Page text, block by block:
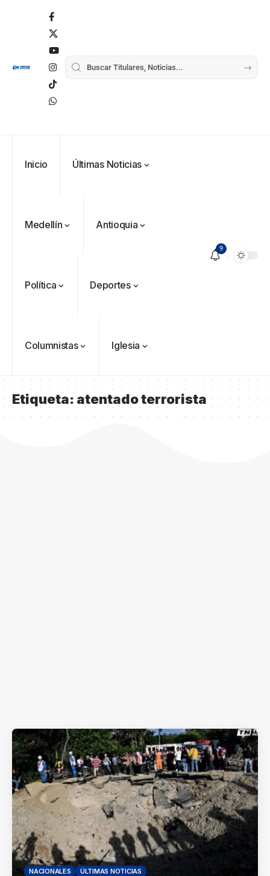
Inicio Últimas Noticias
Medellín Antioquia
Política Deportes
Columnistas Iglesia
9
Etiqueta:atentado terrorista
NACIONALES ÚLTIMAS NOTICIAS